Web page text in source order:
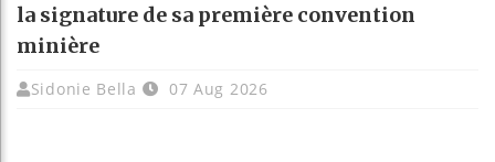
la signature de sa première convention
minière
Sidonie Bella 07 Aug 2026